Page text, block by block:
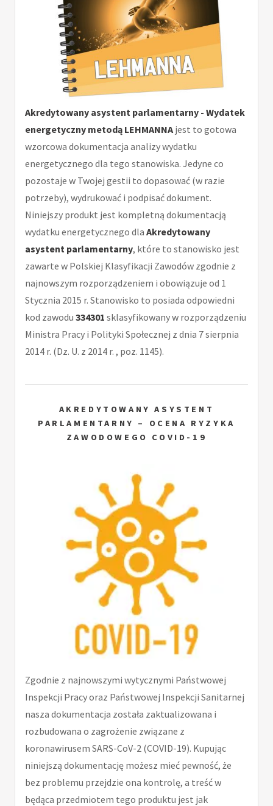
Akredytowany asystent parlamentarny - Wydatek
energetyczny metodą LEHMANNA jest to gotowa
wzorcowa dokumentacja analizy wydatku
energetycznego dla tego stanowiska. Jedyne co
pozostaje w Twojej gestii to dopasować (w razie
potrzeby), wydrukować i podpisać dokument.
Niniejszy produkt jest kompletną dokumentacją
wydatku energetycznego dla Akredytowany
asystent parlamentarny, które to stanowisko jest
zawarte w Polskiej Klasyfikacji Zawodów zgodnie z
najnowszym rozporządzeniem i obowiązuje od 1
Stycznia 2015 r. Stanowisko to posiada odpowiedni
kod zawodu 334301 sklasyfikowany w rozporządzeniu
Ministra Pracy i Polityki Społecznej z dnia 7 sierpnia
2014 r. (Dz. U. z 2014 r. , poz. 1145).
AKREDYTOWANY ASYSTENT
PARLAMENTARNY – OCENA RYZYKA
ZAWODOWEGO COVID-19
Zgodnie z najnowszymi wytycznymi Państwowej
Inspekcji Pracy oraz Państwowej Inspekcji Sanitarnej
nasza dokumentacja została zaktualizowana i
rozbudowana o zagrożenie związane z
koronawirusem SARS-CoV-2 (COVID-19). Kupując
niniejszą dokumentację możesz mieć pewność, że
bez problemu przejdzie ona kontrolę, a treść w
będąca przedmiotem tego produktu jest jak